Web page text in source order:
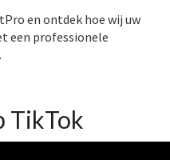
en ontdek hoe wij uw
een professionele
TikTok